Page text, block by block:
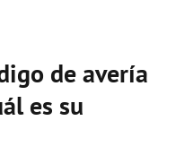
de avería
es su